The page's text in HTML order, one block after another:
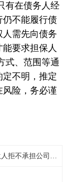
有在债务人经
仍不能履行债
需先向债务
要求担保人
式、范围等通
不明，推定
风险，务必谨
不承担公司债务怎么办